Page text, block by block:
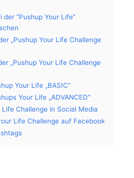
der “Pushup Your Life”
„Pushup Your Life Challenge
„Pushup Your Life Challenge
Your Life „BASIC“
Your Life „ADVANCED“
Challenge in Social Media
Life Challenge auf Facebook